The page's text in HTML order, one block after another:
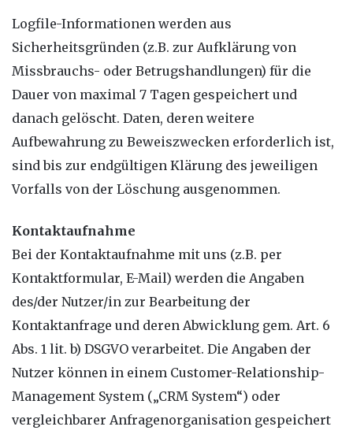
Logfile-Informationen werden aus
Sicherheitsgründen (z.B. zur Aufklärung von
Missbrauchs- oder Betrugshandlungen) für die
Dauer von maximal 7 Tagen gespeichert und
danach gelöscht. Daten, deren weitere
Aufbewahrung zu Beweiszwecken erforderlich ist,
sind bis zur endgültigen Klärung des jeweiligen
Vorfalls von der Löschung ausgenommen.
Kontaktaufnahme
Bei der Kontaktaufnahme mit uns (z.B. per
Kontaktformular, E-Mail) werden die Angaben
des/der Nutzer/in zur Bearbeitung der
Kontaktanfrage und deren Abwicklung gem. Art. 6
Abs. 1 lit. b) DSGVO verarbeitet. Die Angaben der
Nutzer können in einem Customer-Relationship-
Management System („CRM System“) oder
vergleichbarer Anfragenorganisation gespeichert